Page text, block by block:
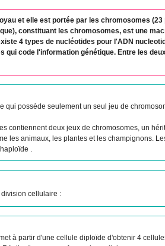
et elle est portée par les chromosomes
constituant les chromosomes, est une
4 types de nucléotides pour l'ADN
qui code l'information génétique. Entre les
qui possède seulement un seul jeu de
contiennent deux jeux de chromosomes, un
les animaux, les plantes et les champignons.
.
cellulaire :
à partir d'une cellule diploïde d'obtenir 4